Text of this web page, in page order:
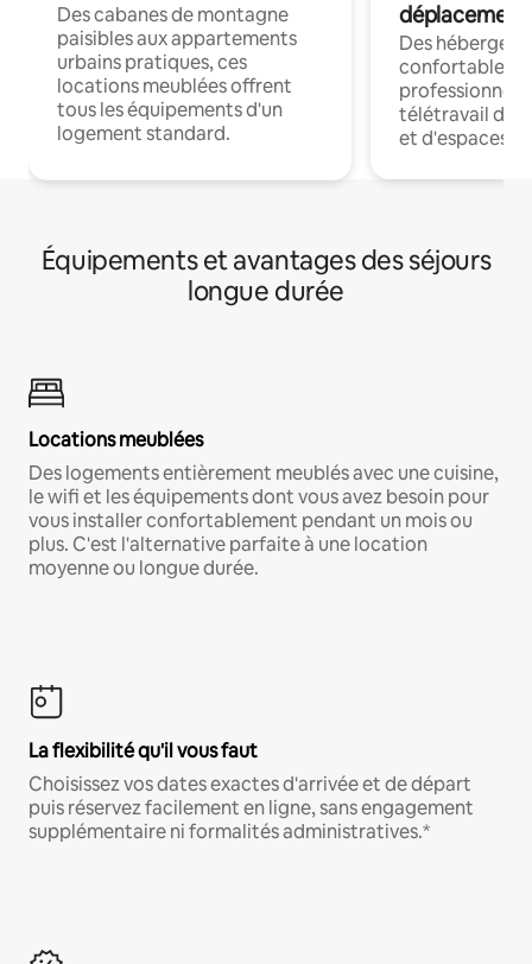
Des cabanes de montagne
paisibles aux appartements
urbains pratiques, ces
locations meublées offrent
tous les équipements d'un
logement standard.
déplacement
Des
confortables
professionnels
télétravail
et d'espaces
Équipements et avantages des séjours
longue durée
Locations meublées
Des logements entièrement meublés avec une cuisine,
le wifi et les équipements dont vous avez besoin pour
vous installer confortablement pendant un mois ou
plus. C'est l'alternative parfaite à une location
moyenne ou longue durée.
La flexibilité qu'il vous faut
Choisissez vos dates exactes d'arrivée et de départ
puis réservez facilement en ligne, sans engagement
supplémentaire ni formalités administratives.*